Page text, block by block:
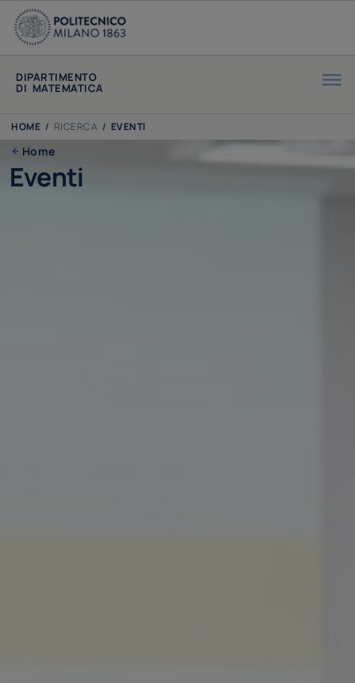
DIPARTIMENTO
DI MATEMATICA
HOME / RICERCA / EVENTI
Home
Eventi